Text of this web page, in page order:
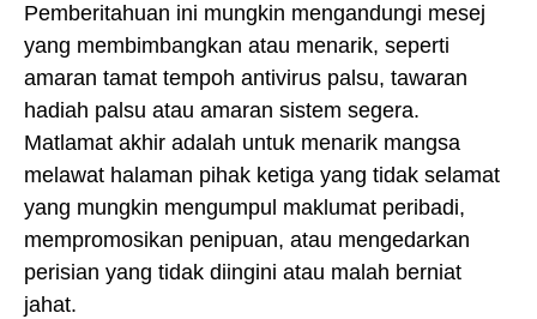
Pemberitahuan ini mungkin mengandungi mesej
yang membimbangkan atau menarik, seperti
amaran tamat tempoh antivirus palsu, tawaran
hadiah palsu atau amaran sistem segera.
Matlamat akhir adalah untuk menarik mangsa
melawat halaman pihak ketiga yang tidak selamat
yang mungkin mengumpul maklumat peribadi,
mempromosikan penipuan, atau mengedarkan
perisian yang tidak diingini atau malah berniat
jahat.